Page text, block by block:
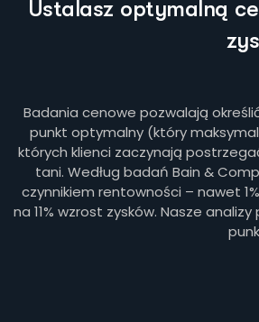
Ustalasz optymalną
Badania cenowe pozwalają
punkt optymalny (który
których klienci zaczynają
tani. Według badań Bain &
czynnikiem rentowności – nawet
na 11% wzrost zysków. Nasze